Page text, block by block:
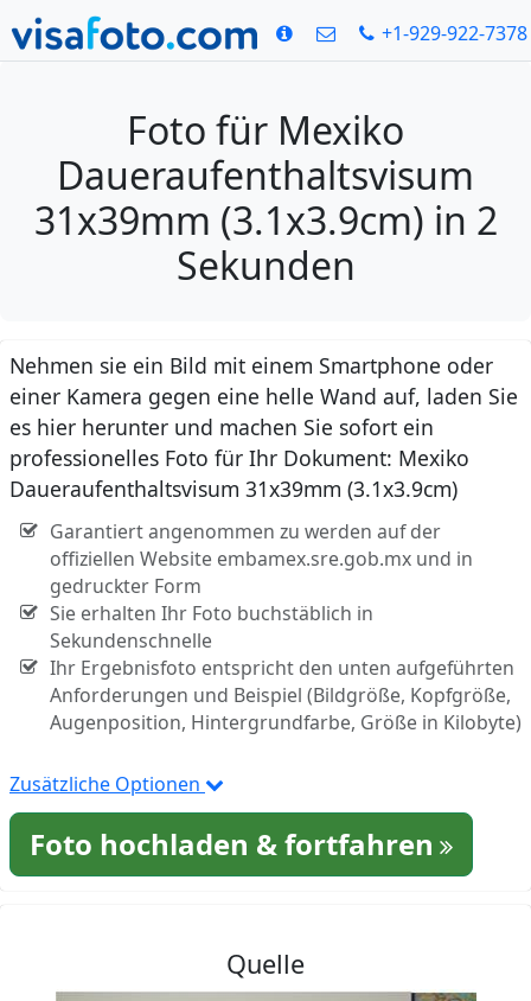
+1-929-922-7378
Foto für Mexiko
Daueraufenthaltsvisum
31x39mm (3.1x3.9cm) in 2
Sekunden
Nehmen sie ein Bild mit einem Smartphone oder
einer Kamera gegen eine helle Wand auf, laden Sie
es hier herunter und machen Sie sofort ein
professionelles Foto für Ihr Dokument: Mexiko
Daueraufenthaltsvisum 31x39mm (3.1x3.9cm)
Garantiert angenommen zu werden auf der
offiziellen Website embamex.sre.gob.mx und in
gedruckter Form
Sie erhalten Ihr Foto buchstäblich in
Sekundenschnelle
Ihr Ergebnisfoto entspricht den unten aufgeführten
Anforderungen und Beispiel (Bildgröße, Kopfgröße,
Augenposition, Hintergrundfarbe, Größe in Kilobyte)
Zusätzliche Optionen
Foto hochladen & fortfahren
Quelle